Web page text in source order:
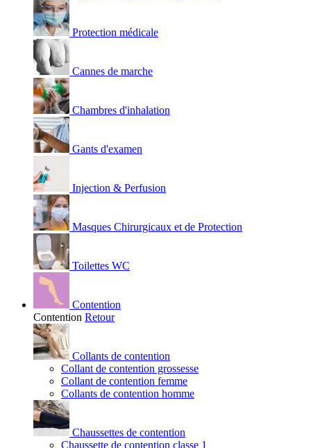
Protection médicale
Cannes de marche
Chambres d'inhalation
Gants d'examen
Injection & Perfusion
Masques Chirurgicaux et de Protection
Toilettes WC
Contention
Contention Retour
Collants de contention
Collant de contention grossesse
Collant de contention femme
Collants de contention homme
Chaussettes de contention
Chaussette de contention classe 1